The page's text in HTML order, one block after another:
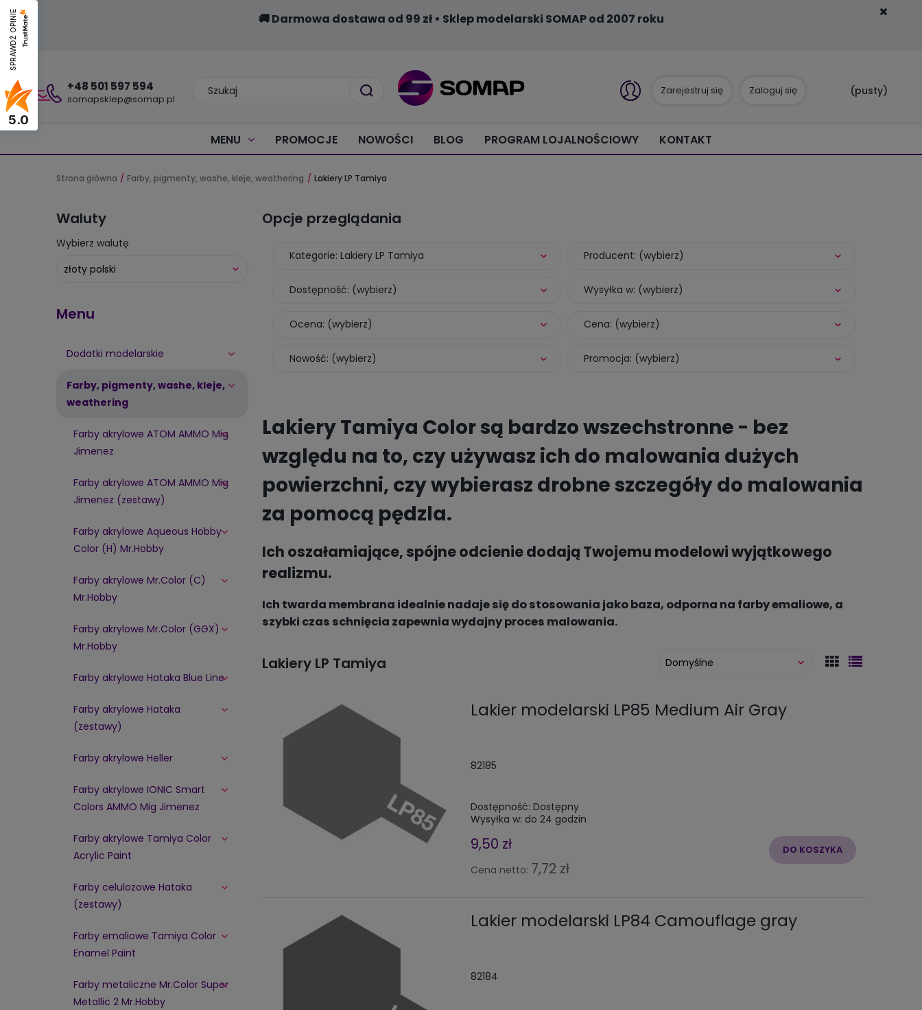
🚚 Darmowa dostawa od 99 zł • Sklep modelarski SOMAP od 2007 roku
+48 501 597 594
somapsklep@somap.pl
(pusty)
Zarejestruj się Zaloguj się
MENU PROMOCJE NOWOŚCI BLOG PROGRAM LOJALNOŚCIOWY KONTAKT
Strona główna Farby, pigmenty, washe, kleje, weathering Lakiery LP Tamiya
Waluty
Wybierz walutę
Menu
Dodatki modelarskie
Farby, pigmenty, washe, kleje,
weathering
Farby akrylowe ATOM AMMO Mig
Jimenez
Farby akrylowe ATOM AMMO Mig
Jimenez (zestawy)
Farby akrylowe Aqueous Hobby
Color (H) Mr.Hobby
Farby akrylowe Mr.Color (C)
Mr.Hobby
Farby akrylowe Mr.Color (GGX)
Mr.Hobby
Farby akrylowe Hataka Blue Line
Farby akrylowe Hataka
(zestawy)
Farby akrylowe Heller
Farby akrylowe IONIC Smart
Colors AMMO Mig Jimenez
Farby akrylowe Tamiya Color
Acrylic Paint
Farby celulozowe Hataka
(zestawy)
Farby emaliowe Tamiya Color
Enamel Paint
Farby metaliczne Mr.Color Super
Metallic 2 Mr.Hobby
Opcje przeglądania
Kategorie: Lakiery LP Tamiya Producent: (wybierz)
Dostępność: (wybierz) Wysyłka w: (wybierz)
Ocena: (wybierz) Cena: (wybierz)
Nowość: (wybierz) Promocja: (wybierz)
Lakiery Tamiya Color są bardzo wszechstronne - bez
względu na to, czy używasz ich do malowania dużych
powierzchni, czy wybierasz drobne szczegóły do malowania
za pomocą pędzla.
Ich oszałamiające, spójne odcienie dodają Twojemu modelowi wyjątkowego
realizmu.
Ich twarda membrana idealnie nadaje się do stosowania jako baza, odporna na farby emaliowe, a
szybki czas schnięcia zapewnia wydajny proces malowania.
Lakiery LP Tamiya
Lakier modelarski LP85 Medium Air Gray
82185
Dostępność: Dostępny
Wysyłka w: do 24 godzin
9,50 zł
Cena netto: 7,72 zł
DO KOSZYKA
Lakier modelarski LP84 Camouflage gray
82184
SPRAWDŹ OPINIE
5.0